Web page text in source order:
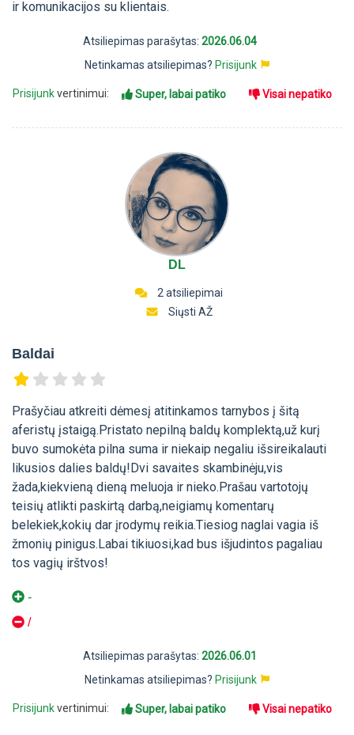
ir komunikacijos su klientais.
Atsiliepimas parašytas: 2026.06.04
Netinkamas atsiliepimas? Prisijunk
Prisijunkvertinimui: Super, labai patiko Visai nepatiko
DL
2 atsiliepimai
Siųsti AŽ
Baldai
Prašyčiau atkreiti dėmesį atitinkamos tarnybos į šitą
aferistų įstaigą.Pristato nepilną baldų komplektą,už kurį
buvo sumokėta pilna suma ir niekaip negaliu išsireikalauti
likusios dalies baldų!Dvi savaites skambinėju,vis
žada,kiekvieną dieną meluoja ir nieko.Prašau vartotojų
teisių atlikti paskirtą darbą,neigiamų komentarų
belekiek,kokių dar įrodymų reikia.Tiesiog naglai vagia iš
žmonių pinigus.Labai tikiuosi,kad bus išjudintos pagaliau
tos vagių irštvos!
-
/
Atsiliepimas parašytas: 2026.06.01
Netinkamas atsiliepimas? Prisijunk
Prisijunkvertinimui: Super, labai patiko Visai nepatiko